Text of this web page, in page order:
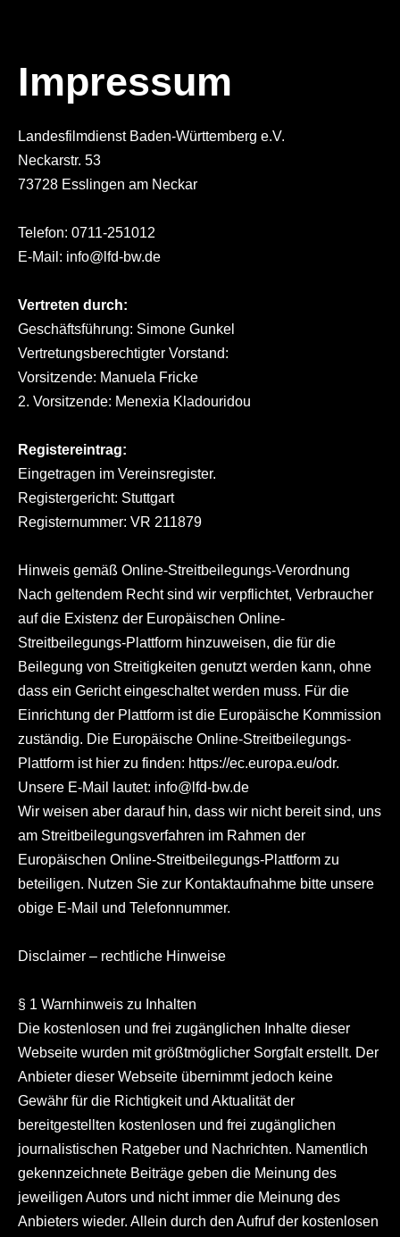
Impressum
Landesfilmdienst Baden-Württemberg e.V.
Neckarstr. 53
73728 Esslingen am Neckar
Telefon: 0711-251012
E-Mail: info@lfd-bw.de
Vertreten durch:
Geschäftsführung: Simone Gunkel
Vertretungsberechtigter Vorstand:
Vorsitzende: Manuela Fricke
2. Vorsitzende: Menexia Kladouridou
Registereintrag:
Eingetragen im Vereinsregister.
Registergericht: Stuttgart
Registernummer: VR 211879
Hinweis gemäß Online-Streitbeilegungs-Verordnung
Nach geltendem Recht sind wir verpflichtet, Verbraucher
auf die Existenz der Europäischen Online-
Streitbeilegungs-Plattform hinzuweisen, die für die
Beilegung von Streitigkeiten genutzt werden kann, ohne
dass ein Gericht eingeschaltet werden muss. Für die
Einrichtung der Plattform ist die Europäische Kommission
zuständig. Die Europäische Online-Streitbeilegungs-
Plattform ist hier zu finden: https://ec.europa.eu/odr.
Unsere E-Mail lautet: info@lfd-bw.de
Wir weisen aber darauf hin, dass wir nicht bereit sind, uns
am Streitbeilegungsverfahren im Rahmen der
Europäischen Online-Streitbeilegungs-Plattform zu
beteiligen. Nutzen Sie zur Kontaktaufnahme bitte unsere
obige E-Mail und Telefonnummer.
Disclaimer – rechtliche Hinweise
§ 1 Warnhinweis zu Inhalten
Die kostenlosen und frei zugänglichen Inhalte dieser
Webseite wurden mit größtmöglicher Sorgfalt erstellt. Der
Anbieter dieser Webseite übernimmt jedoch keine
Gewähr für die Richtigkeit und Aktualität der
bereitgestellten kostenlosen und frei zugänglichen
journalistischen Ratgeber und Nachrichten. Namentlich
gekennzeichnete Beiträge geben die Meinung des
jeweiligen Autors und nicht immer die Meinung des
Anbieters wieder. Allein durch den Aufruf der kostenlosen